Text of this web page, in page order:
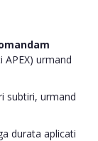
APEX) urmand
subtiri, urmand
durata aplicati